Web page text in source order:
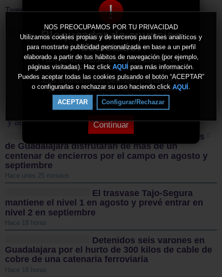
!
Bloqueador de anuncios
detectado!
Hemos detectado que estás usando un
bloqueador de anuncios en tu navegador.
Los anuncios nos permiten mantener y
gestionar este sitio. Por favor, añade
nuestro sitio a la lista blanca de tu
bloqueador de anuncios.
Continuar
NOS PREOCUPAMOS POR TU PRIVACIDAD
Utilizamos cookies propias y de terceros para fines analíticos y
para mostrarte publicidad personalizada en base a un perfil
elaborado a partir de tus hábitos de navegación (por ejemplo,
páginas visitadas). Haz click AQUÍ para más información.
Puedes aceptar todas las cookies pulsando el botón “ACEPTAR”
o configurarlas o rechazar su uso haciendo click AQUÍ
ACEPTAR Configurar/Rechazar
Tweets by ElDecanodeGuad1
Nube de Tags
plaza igualdad Guadalajara Olga Villanueva
Hospital Universitario bejanque despoblación
trasvase radiotelescopio sumisión química
bonificaciones fiscales cambio climático Meteocam
Semana Santa
y además...
REPORTAJE. Los taurinos
de Guadalajara disfrutarán de más de un
centenar de encierros por el campo en agosto y
septiembre
Hace unos 25 minutos
El trasvase Tajo-Segura
mantiene el nivel 1 en agosto y prevé entrar en
nivel 2 en septiembre
Hace 18 horas
Detenidos seis varones en
Guadalajara por el hurto de 300 kilos de cable de
cobre de una catenaria ferroviaria
Hace 18 horas